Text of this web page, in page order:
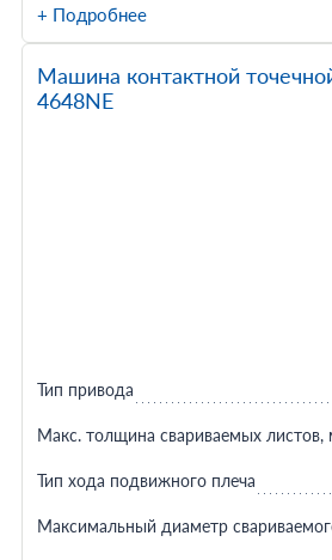
+ Подробнее
Машина контактной
4648NE
Тип привода
Макс. толщина свариваемых листов,
Тип хода подвижного плеча
Максимальный диаметр